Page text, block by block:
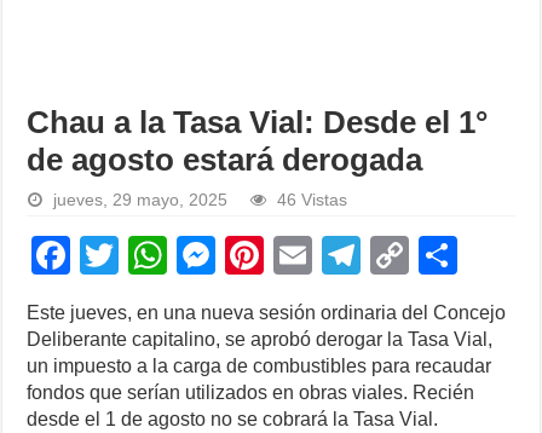
Chau a la Tasa Vial: Desde el 1°
de agosto estará derogada
jueves, 29 mayo, 2025 46 Vistas
F
a
c
e
b
T
tt
er
W
at
s
A
M
ss
e
n
Pi
nt
er
e
st
E
m
ail
T
el
e
gr
a
C
o
p
y
Li
ar
e
Este jueves, en una nueva sesión ordinaria del Concejo
Deliberante capitalino, se aprobó derogar la Tasa Vial,
un impuesto a la carga de combustibles para recaudar
fondos que serían utilizados en obras viales. Recién
desde el 1 de agosto no se cobrará la Tasa Vial.